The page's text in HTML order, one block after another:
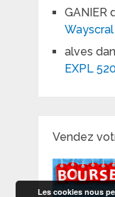
GANIER
alves
EXPL
Vendez
Les cookies nous